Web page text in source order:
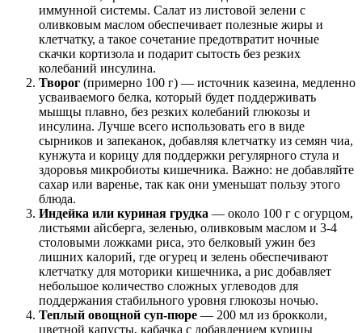
иммунной системы. Салат из листовой зелени с
оливковым маслом обеспечивает полезные жиры и
клетчатку, а такое сочетание предотвратит ночные
скачки кортизола и подарит сытость без резких
колебаний инсулина.
Творог (примерно 100 г) — источник казеина, медленно
усваиваемого белка, который будет поддерживать
мышцы плавно, без резких колебаний глюкозы и
инсулина. Лучше всего использовать его в виде
сырников и запеканок, добавляя клетчатку из семян чиа,
кунжута и корицу для поддержки регулярного стула и
здоровья микробиоты кишечника. Важно: не добавляйте
сахар или варенье, так как они уменьшат пользу этого
блюда.
Индейка или куриная грудка — около 100 г с огурцом,
листьями айсберга, зеленью, оливковым маслом и 3-4
столовыми ложками риса, это белковый ужин без
лишних калорий, где огурец и зелень обеспечивают
клетчатку для моторики кишечника, а рис добавляет
небольшое количество сложных углеводов для
поддержания стабильного уровня глюкозы ночью.
Теплый овощной суп-пюре — 200 мл из брокколи,
цветной капусты, кабачка с добавлением курицы